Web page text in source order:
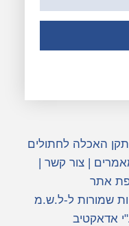
האכלה לחתולים
|צור קשר |
אתר
שמורות ל-ל.ש.מ
אדאקטיב